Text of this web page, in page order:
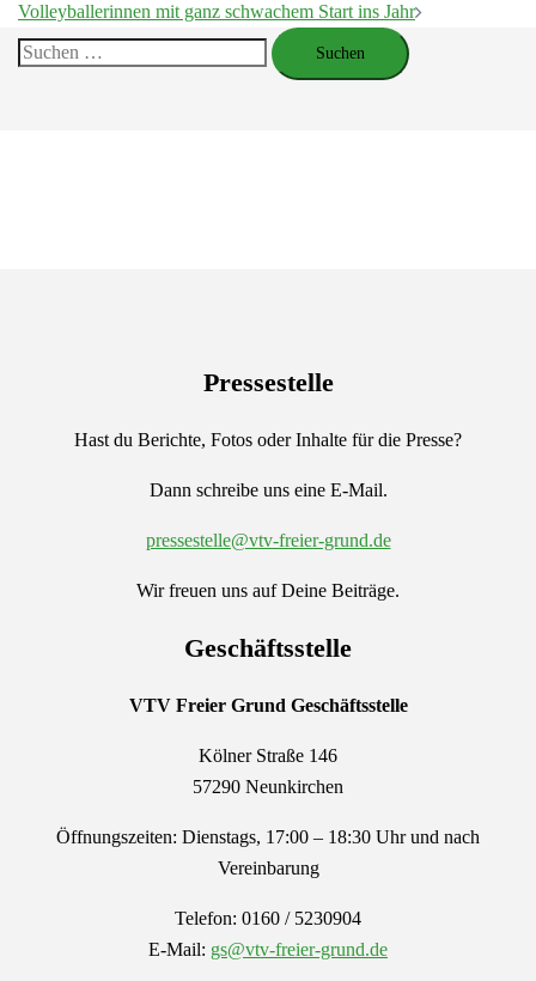
Volleyballerinnen mit ganz schwachem Start ins Jahr
Suchen
Pressestelle
Hast du Berichte, Fotos oder Inhalte für die Presse?
Dann schreibe uns eine E-Mail.
pressestelle@vtv-freier-grund.de
Wir freuen uns auf Deine Beiträge.
Geschäftsstelle
VTV Freier Grund Geschäftsstelle
Kölner Straße 146
57290 Neunkirchen
Öffnungszeiten: Dienstags, 17:00 – 18:30 Uhr und nach
Vereinbarung
Telefon: 0160 / 5230904
E-Mail: gs@vtv-freier-grund.de